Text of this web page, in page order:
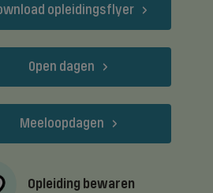
opleidingsflyer
Open dagen
Meeloopdagen
Opleiding bewaren